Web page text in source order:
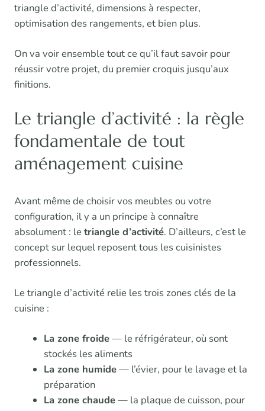
triangle d’activité, dimensions à respecter,
optimisation des rangements, et bien plus.
On va voir ensemble tout ce qu’il faut savoir pour
réussir votre projet, du premier croquis jusqu’aux
finitions.
Le triangle d’activité : la règle
fondamentale de tout
aménagement cuisine
Avant même de choisir vos meubles ou votre
configuration, il y a un principe à connaître
absolument : le triangle d’activité. D’ailleurs, c’est le
concept sur lequel reposent tous les cuisinistes
professionnels.
Le triangle d’activité relie les trois zones clés de la
cuisine :
La zone froide— le réfrigérateur, où sont
stockés les aliments
La zone humide— l’évier, pour le lavage et la
préparation
La zone chaude— la plaque de cuisson, pour